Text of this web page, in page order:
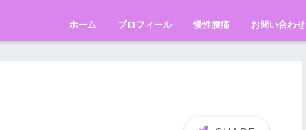
ホーム プロフィール 慢性腰痛 お問い合わせ